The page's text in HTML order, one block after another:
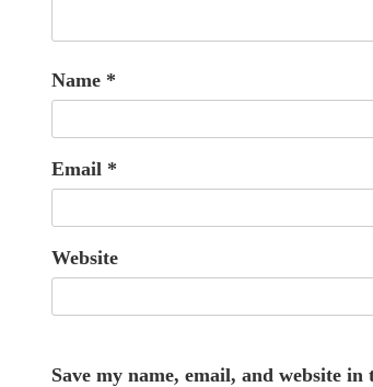
Name *
Email *
Website
Save my name, email, and website